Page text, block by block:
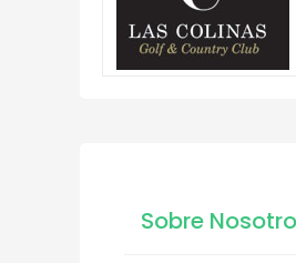
Sobre